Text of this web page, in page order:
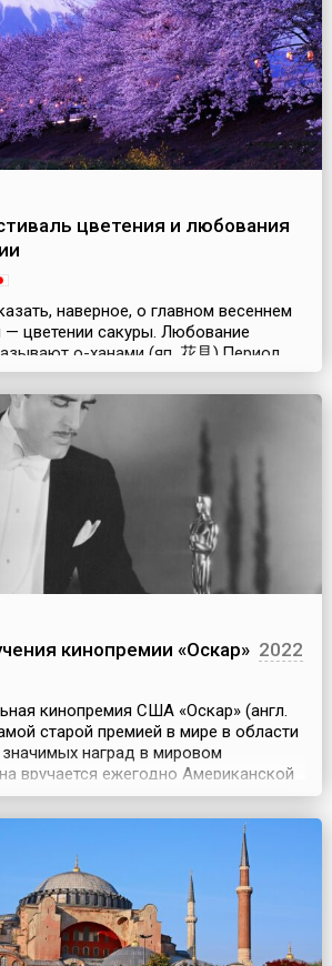
лучше сказать праздничное сжи...
цветения и любования
наверное, о главном весеннем
цветении сакуры. Любование
о-ханами (яп. 花見).Период
является официальным праздником
календаре нет ни национального
праздничных или выходных
этим великолепным природным
это, несомненно, праздни...
кинопремии «Оскар» 2022
кинопремия США «Оскар» (англ.
старой премией в мире в области
наград в мировом
вручается ежегодно Американской
(Киноакадемией) на
которая традиционно
– марте в театре «Долби» (англ.
он носил название Kodak) в Лос-